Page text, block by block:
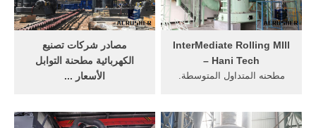
مصادر شركات تصنيع
الكهربائية مطحنة التوابل
الأسعار ...
ذلك ، غالبًا ما تكون الأسعار في
InterMediate Rolling MIll
– Hani Tech
مطحنه المتداول المتوسطة.
المتداول مطحنه. بار رولينج